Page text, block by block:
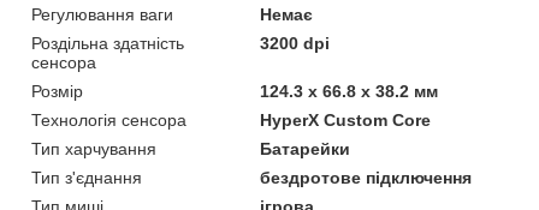
Регулювання ваги
Немає
Роздільна здатність
сенсора
3200 dpi
Розмір
124.3 х 66.8 х 38.2 мм
Технологія сенсора
HyperX Custom Core
Тип харчування
Батарейки
Тип з'єднання
бездротове підключення
Тип миші
ігрова